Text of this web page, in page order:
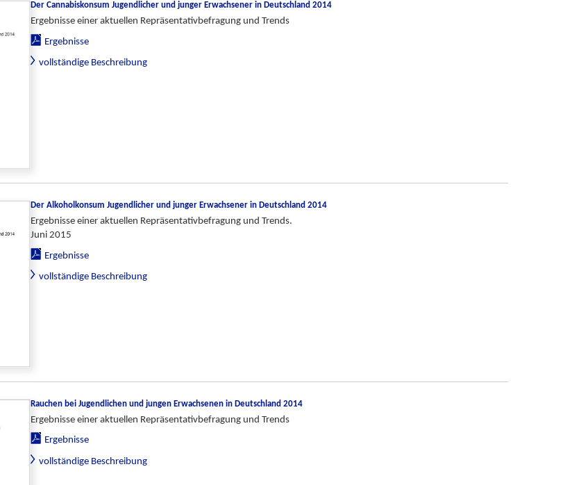
Der Cannabiskonsum Jugendlicher und junger Erwachsener in Deutschland 2014
Ergebnisse einer aktuellen Repräsentativbefragung und Trends
Ergebnisse
vollständige Beschreibung
Der Alkoholkonsum Jugendlicher und junger Erwachsener in Deutschland 2014
Ergebnisse einer aktuellen Repräsentativbefragung und Trends.
Juni 2015
Ergebnisse
vollständige Beschreibung
Rauchen bei Jugendlichen und jungen Erwachsenen in Deutschland 2014
Ergebnisse einer aktuellen Repräsentativbefragung und Trends
Ergebnisse
vollständige Beschreibung